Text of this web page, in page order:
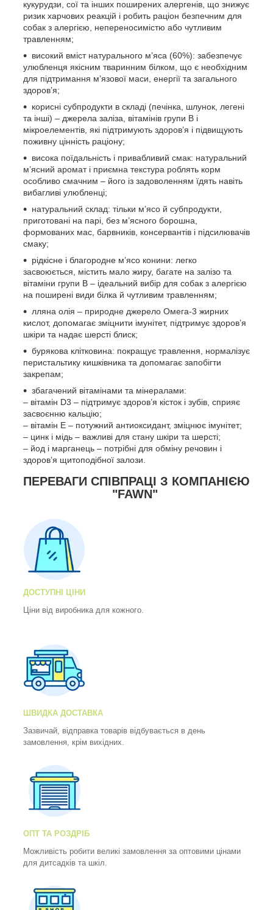
кукурудзи, сої та інших поширених алергенів, що знижує
ризик харчових реакцій і робить раціон безпечним для
собак з алергією, непереносимістю або чутливим
травленням;
високий вміст натурального м’яса (60%): забезпечує
улюбленця якісним тваринним білком, що є необхідним
для підтримання м’язової маси, енергії та загального
здоров’я;
корисні субпродукти в складі (печінка, шлунок, легені
та інші) – джерела заліза, вітамінів групи B і
мікроелементів, які підтримують здоров’я і підвищують
поживну цінність раціону;
висока поїдальність і привабливий смак: натуральний
м’ясний аромат і приємна текстура роблять корм
особливо смачним – його із задоволенням їдять навіть
вибагливі улюбленці;
натуральний склад: тільки м’ясо й субпродукти,
приготовані на парі, без м’ясного борошна,
формованих мас, барвників, консервантів і підсилювачів
смаку;
рідкісне і благородне м’ясо конини: легко
засвоюється, містить мало жиру, багате на залізо та
вітаміни групи B – ідеальний вибір для собак з алергією
на поширені види білка й чутливим травленням;
лляна олія – природне джерело Омега-3 жирних
кислот, допомагає зміцнити імунітет, підтримує здоров’я
шкіри та надає шерсті блиск;
бурякова клітковина: покращує травлення, нормалізує
перистальтику кишківника та допомагає запобігти
закрепам;
збагачений вітамінами та мінералами:
– вітамін D3 – підтримує здоров’я кісток і зубів, сприяє
засвоєнню кальцію;
– вітамін E – потужний антиоксидант, зміцнює імунітет;
– цинк і мідь – важливі для стану шкіри та шерсті;
– йод і марганець – потрібні для обміну речовин і
здоров’я щитоподібної залози.
ПЕРЕВАГИ СПІВПРАЦІ З КОМПАНІЄЮ
"FAWN"
ДОСТУПНІ ЦІНИ
Ціни від виробника для кожного.
ШВИДКА ДОСТАВКА
Зазвичай, відправка товарів відбувається в день
замовлення, крім вихідних.
ОПТ ТА РОЗДРІБ
Можливість робити великі замовлення за оптовими цінами
для дитсадків та шкіл.